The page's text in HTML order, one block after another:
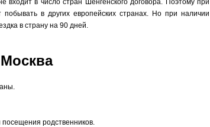
в число стран Шенгенского договора. Поэтому при
в других европейских странах. Но при наличии
в страну на 90 дней.
посещения родственников.